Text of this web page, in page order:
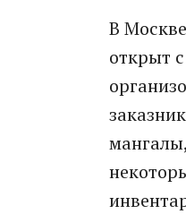
В
открыт